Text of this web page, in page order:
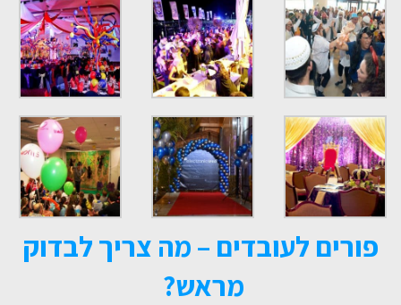
פורים לעובדים – מה צריך לבדוק
מראש?